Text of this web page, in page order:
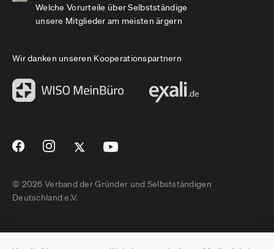
Welche Vorurteile über Selbstständige
unsere Mitglieder am meisten ärgern
Wir danken unseren Kooperationspartnern
© 2026 Verband der Gründer und Selbstständigen
Deutschland e.V.
Impressum